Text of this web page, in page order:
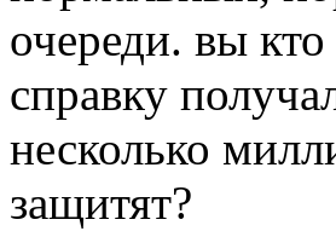
очереди. вы
справку
несколько
защитят?